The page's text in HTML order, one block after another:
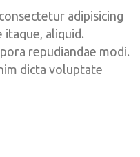
adipisicing
itaque, aliquid.
repudiandae modi.
dicta voluptate